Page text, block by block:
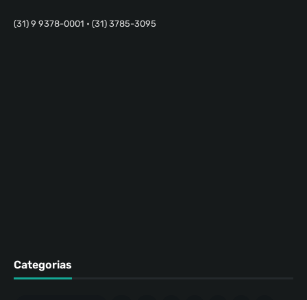
(31) 9 9378-0001 • (31) 3785-3095
Categorias